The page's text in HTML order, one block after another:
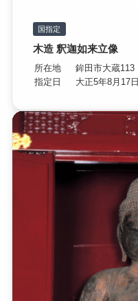
国指定
木造 釈迦如来立像
所在地
鉾田市大蔵113
指定日
大正5年8月17日